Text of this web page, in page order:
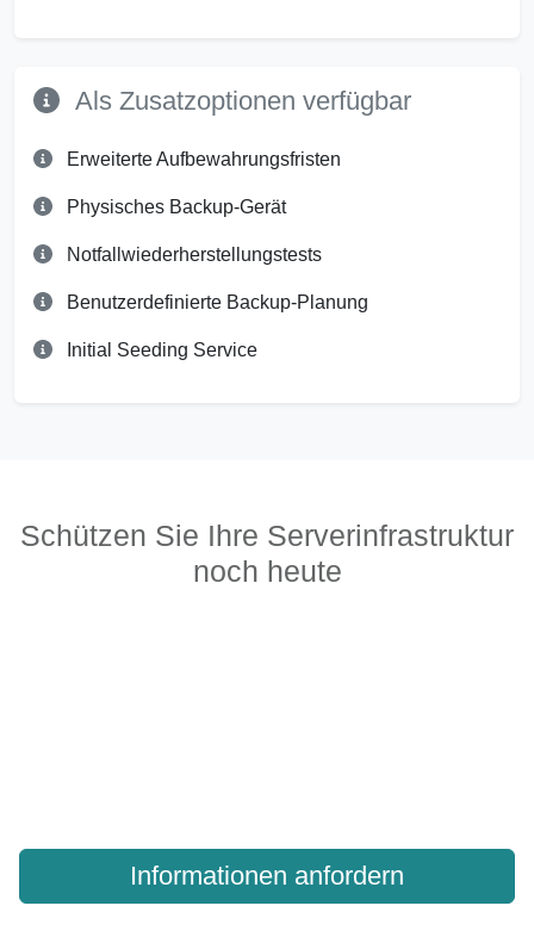
Als Zusatzoptionen verfügbar
Erweiterte Aufbewahrungsfristen
Physisches Backup-Gerät
Notfallwiederherstellungstests
Benutzerdefinierte Backup-Planung
Initial Seeding Service
Schützen Sie Ihre Serverinfrastruktur
noch heute
Informationen anfordern